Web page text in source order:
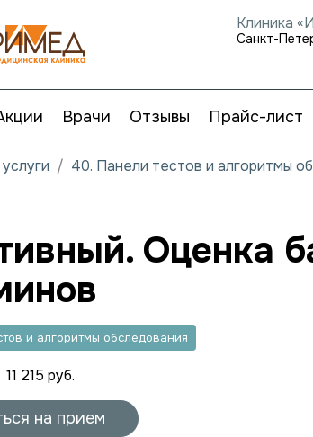
Клиника
Санкт-
Врачи Отзывы Прайс-лист
40. Панели тестов и алгоритмы
Оценка
и алгоритмы обследования
11 215 руб.
на прием